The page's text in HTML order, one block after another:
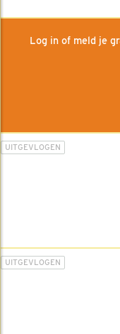
Log in of meld je
UITGEVLOGEN
UITGEVLOGEN